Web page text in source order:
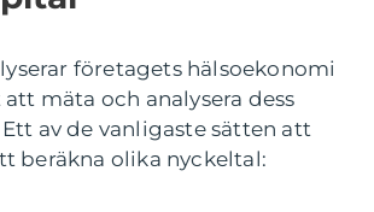
företagets hälsoekonomi
mäta och analysera dess
av de vanligaste sätten att
beräkna olika nyckeltal: